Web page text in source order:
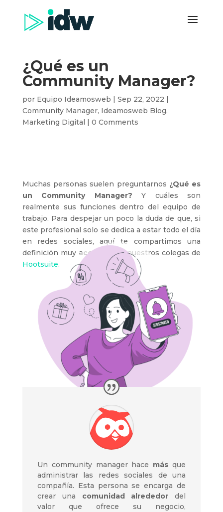
¿Qué es un
Community Manager?
por Equipo Ideamosweb | Sep 22, 2022 |
Community Manager, Ideamosweb Blog,
Marketing Digital | 0 Comments
Muchas personas suelen preguntarnos ¿Qué es
un Community Manager? Y cuáles son
realmente sus funciones dentro del equipo de
trabajo. Para despejar un poco la duda de que, si
este profesional solo se dedica a estar todo el día
en redes sociales, aquí te compartimos una
definición muy acertada
de nuestros colegas de
Hootsuite.
Un community manager hace más que
administrar las redes sociales de una
compañía. Esta persona se encarga de
crear una comunidad alrededor del
valor que ofrece su negocio,